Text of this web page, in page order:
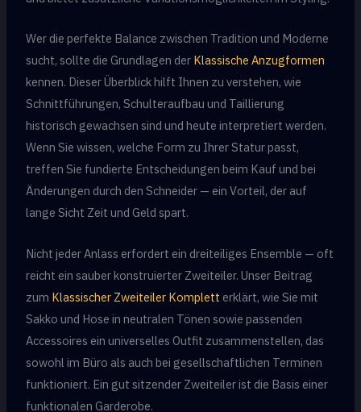
Wer die perfekte Balance zwischen Tradition und Moderne
sucht, sollte die Grundlagen der Klassische Anzugformen
kennen. Dieser Überblick hilft Ihnen zu verstehen, wie
Schnittführungen, Schulteraufbau und Taillierung
historisch gewachsen sind und heute interpretiert werden.
Wenn Sie wissen, welche Form zu Ihrer Statur passt,
treffen Sie fundierte Entscheidungen beim Kauf und bei
Änderungen durch den Schneider — ein Vorteil, der auf
lange Sicht Zeit und Geld spart.
Nicht jeder Anlass erfordert ein dreiteiliges Ensemble — oft
reicht ein sauber konstruierter Zweiteiler. Unser Beitrag
zum Klassischer Zweiteiler Komplett erklärt, wie Sie mit
Sakko und Hose in neutralen Tönen sowie passenden
Accessoires ein universelles Outfit zusammenstellen, das
sowohl im Büro als auch bei gesellschaftlichen Terminen
funktioniert. Ein gut sitzender Zweiteiler ist die Basis einer
funktionalen Garderobe.